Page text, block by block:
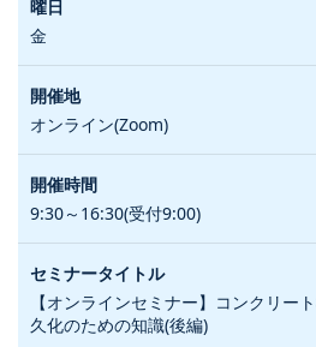
金
オンライン(Zoom)
9:30～16:30(受付9:00)
【オンラインセミナー】コンクリー
久化のための知識(後編)